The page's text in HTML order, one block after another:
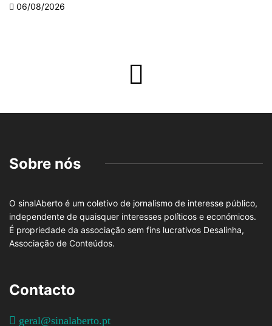
06/08/2026
Sobre nós
O sinalAberto é um coletivo de jornalismo de interesse público,
independente de quaisquer interesses políticos e económicos.
É propriedade da associação sem fins lucrativos Desalinha,
Associação de Conteúdos.
Contacto
geral@sinalaberto.pt